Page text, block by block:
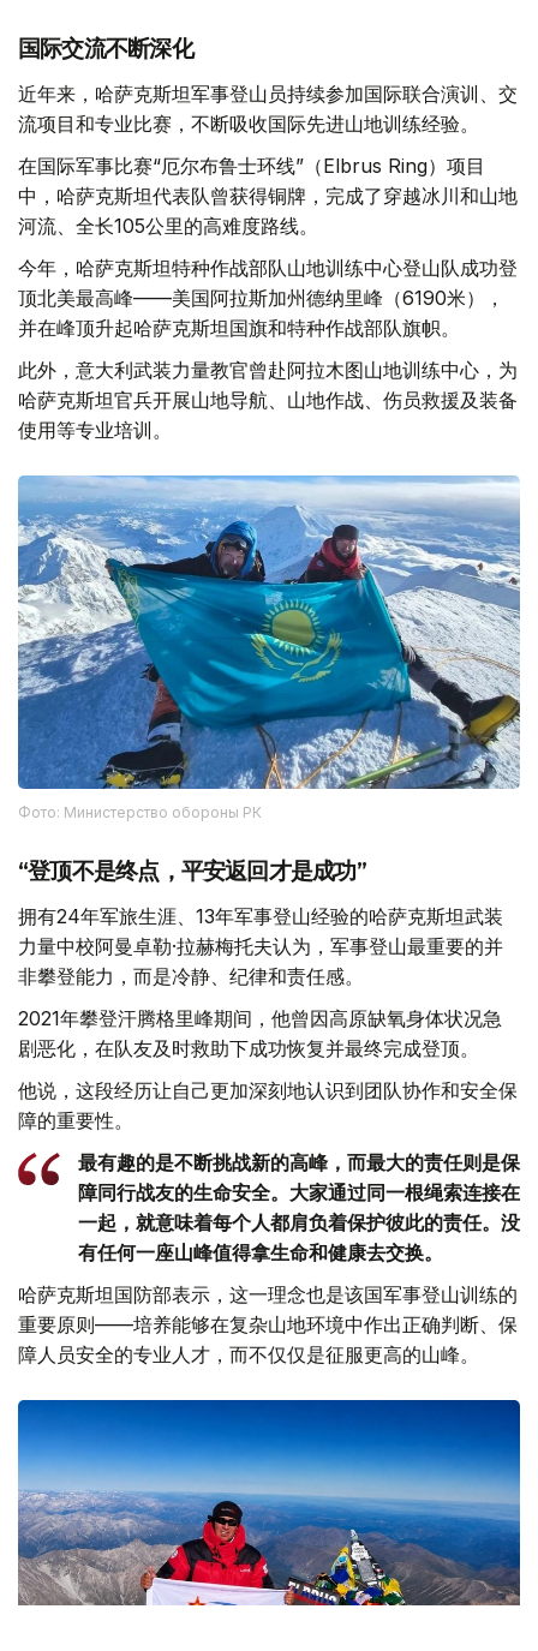
国际交流不断深化
近年来，哈萨克斯坦军事登山员持续参加国际联合演训、交
流项目和专业比赛，不断吸收国际先进山地训练经验。
在国际军事比赛“厄尔布鲁士环线”（Elbrus Ring）项目
中，哈萨克斯坦代表队曾获得铜牌，完成了穿越冰川和山地
河流、全长105公里的高难度路线。
今年，哈萨克斯坦特种作战部队山地训练中心登山队成功登
顶北美最高峰——美国阿拉斯加州德纳里峰（6190米），
并在峰顶升起哈萨克斯坦国旗和特种作战部队旗帜。
此外，意大利武装力量教官曾赴阿拉木图山地训练中心，为
哈萨克斯坦官兵开展山地导航、山地作战、伤员救援及装备
使用等专业培训。
Фото: Министерство обороны РК
“登顶不是终点，平安返回才是成功”
拥有24年军旅生涯、13年军事登山经验的哈萨克斯坦武装
力量中校阿曼卓勒·拉赫梅托夫认为，军事登山最重要的并
非攀登能力，而是冷静、纪律和责任感。
2021年攀登汗腾格里峰期间，他曾因高原缺氧身体状况急
剧恶化，在队友及时救助下成功恢复并最终完成登顶。
他说，这段经历让自己更加深刻地认识到团队协作和安全保
障的重要性。
最有趣的是不断挑战新的高峰，而最大的责任则是保
障同行战友的生命安全。大家通过同一根绳索连接在
一起，就意味着每个人都肩负着保护彼此的责任。没
有任何一座山峰值得拿生命和健康去交换。
哈萨克斯坦国防部表示，这一理念也是该国军事登山训练的
重要原则——培养能够在复杂山地环境中作出正确判断、保
障人员安全的专业人才，而不仅仅是征服更高的山峰。